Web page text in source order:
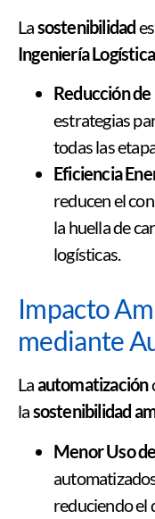
Lasostenibilidad
Ingeniería Logística
Reducción de
estrategias
todas las
Eficiencia
reducen el
la huella de
logísticas.
Impacto
mediante
Laautomatización
lasostenibilidad
Menor Uso
reduciendo el